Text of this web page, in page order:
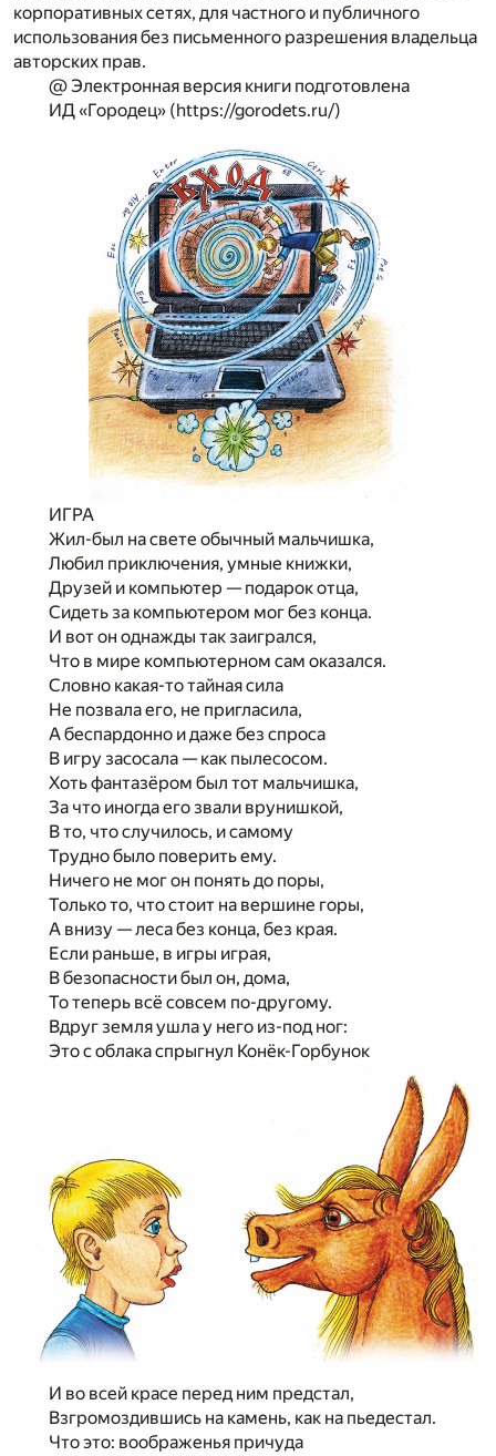
корпоративных сетях, для частного и публичного
использования без письменного разрешения владельца
авторских прав.
@ Электронная версия книги подготовлена
ИД «Городец» (https://gorodets.ru/)
ИГРА
Жил-был насвете обычный мальчишка,
Любил приключения, умные книжки,
Друзей и компьютер — подарок отца,
Сидеть за компьютером мог без конца.
И вотон однажды так заигрался,
Что в мире компьютерном сам оказался.
Словно какая-то тайная сила
Не позвала его, не пригласила,
А беспардонно идаже без спроса
В игру засосала — как пылесосом.
Хоть фантазёром был тот мальчишка,
За что иногда его звали врунишкой,
В то, что случилось, исамому
Трудно было поверить ему.
Ничего не мог он понятьдо поры,
Только то, что стоит на вершине горы,
А внизу —леса без конца, без края.
Если раньше, в игры играя,
В безопасности был он, дома,
То теперь всё совсем по-другому.
Вдруг земля ушлау него из-под ног:
Этособлака спрыгнул Конёк-Горбунок
И во всей красе перед ним предстал,
Взгромоздившись на камень, как на пьедестал.
Что это: воображенья причуда